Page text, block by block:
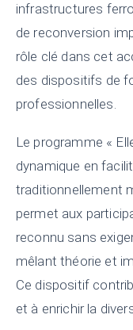
infrastructures
de reconversion
rôle clé dans cet
des dispositifs de
professionnelles.
Le programme «
dynamique en
traditionnellement
permet aux
reconnu sans
mêlant théorie et
Ce dispositif
et à enrichir la